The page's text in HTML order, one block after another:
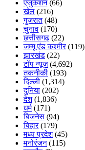
एजुकेशन(66)
खेल (216)
गुजरात(48)
चुनाव (170)
छत्तीसगढ़ (22)
जम्मू एंड कश्मीर(119)
झारखंड (22)
टॉप न्यूज(4,692)
तकनीकी (193)
दिल्ली (1,314)
दुनिया (202)
देश(1,836)
धर्म(171)
बिजनेस (94)
बिहार(179)
मध्य प्रदेश(45)
मनोरंजन(115)